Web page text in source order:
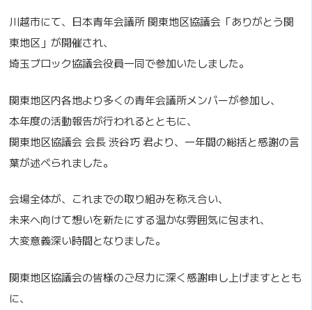
川越市にて、日本青年会議所 関東地区協議会「ありがとう関
東地区」が開催され、
埼玉ブロック協議会役員一同で参加いたしました。
関東地区内各地より多くの青年会議所メンバーが参加し、
本年度の活動報告が行われるとともに、
関東地区協議会 会長 渋谷巧 君より、一年間の総括と感謝の言
葉が述べられました。
会場全体が、これまでの取り組みを称え合い、
未来へ向けて想いを新たにする温かな雰囲気に包まれ、
大変意義深い時間となりました。
関東地区協議会の皆様のご尽力に深く感謝申し上げますととも
に、